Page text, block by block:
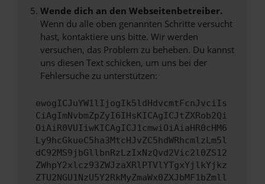
Wende dich an den Webseitenbetreiber.
Wenn du alle oben genannten Schritte versucht
hast, kontaktiere uns bitte. Wir werden
versuchen, das Problem zu beheben. Du kannst
uns diesen Text schicken, um uns bei der
Fehlersuche zu unterstützen:
ewogICJuYW1lIjogIk5ldHdvcmtFcnJvciIs
CiAgImNvbmZpZyI6IHsKICAgICJtZXRob2Qi
OiAiR0VUIiwKICAgICJ1cmwiOiAiaHR0cHM6
Ly9hcGkueC5ha3MtcHJvZC5hdWRhcmlzLm5l
dC92MS9jbGllbnRzLzIxNzQvd2Vic2l0ZS12
ZWhpY2xlcz93ZWJzaXRlPTVlYTgxYjlkYjkz
ZTU2NGU1NzU5Y2RkMyZmaWx0ZXJbMF1bZmll